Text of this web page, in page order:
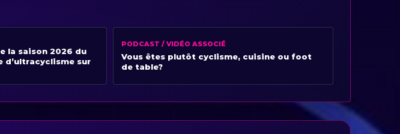
la saison 2026 du
d’ultracyclisme sur
PODCAST / VIDÉO ASSOCIÉ
Vous êtes plutôt cyclisme, cuisine ou foot
de table?